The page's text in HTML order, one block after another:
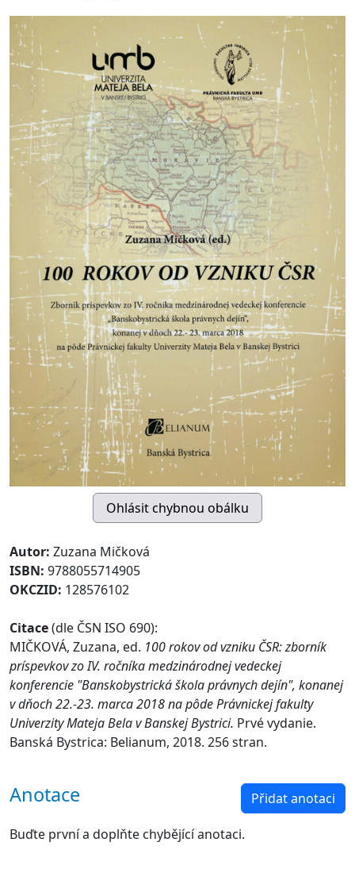
Autor: Zuzana Mičková
ISBN: 9788055714905
OKCZID: 128576102
Citace(dle ČSN ISO 690):
MIČKOVÁ, Zuzana, ed. 100 rokov od vzniku ČSR: zborník
príspevkov zo IV. ročníka medzinárodnej vedeckej
konferencie "Banskobystrická škola právnych dejín", konanej
v dňoch 22.-23. marca 2018 na pôde Právnickej fakulty
Univerzity Mateja Bela v Banskej Bystrici. Prvé vydanie.
Banská Bystrica: Belianum, 2018. 256 stran.
Anotace Přidat anotaci
Buďte první a doplňte chybějící anotaci.